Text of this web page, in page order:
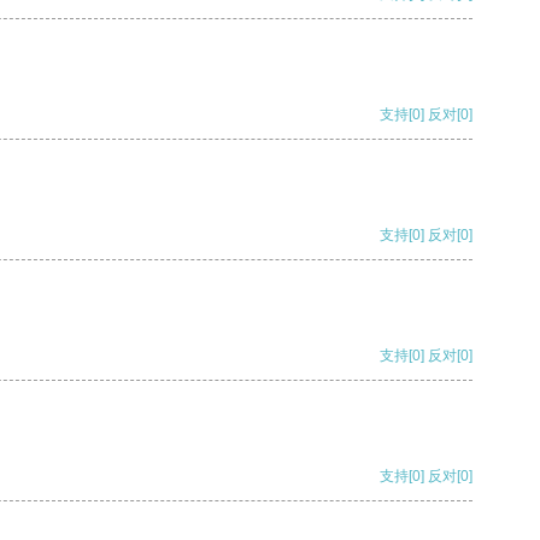
支持[0] 反对[0]
支持[0] 反对[0]
支持[0] 反对[0]
支持[0] 反对[0]